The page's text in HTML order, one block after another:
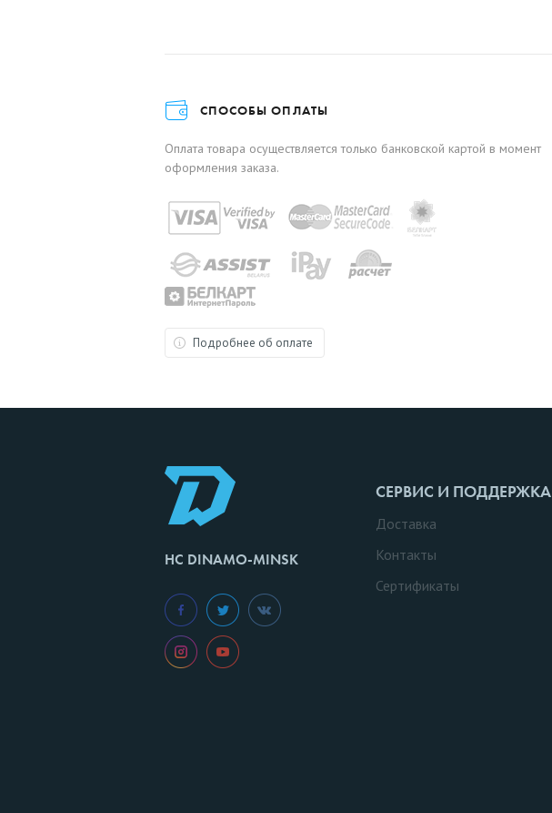
СПОСОБЫ ОПЛАТЫ
Оплата товара осуществляется только банковской картой в момент
оформления заказа.
Подробнее об оплате
HC DINAMO-MINSK
СЕРВИС И ПОДДЕРЖКА
Доставка
Контакты
Сертификаты